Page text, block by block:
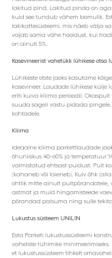
lakitud pind. Lakitud pinda on
kuid see tundub vähem loomulik.
lakikattesüsteemi, mis näeb välja
vajab sama vähe hooldust, kui
on ainult 5%.
Kasevineerist vahetükk lühikese otsa
Lühikeste otste jaoks kasutame
kasevineer. Laudade lühikese külje
eriti kuiva kliima perioodil. Okaspuit
suuda sageli vastu pidada
kohtadele.
Kliima
Ideaalne kliima parkettlaudade
õhuniiskus 40–60% ja temperatuur
valmistatud ehtsast puidust. Puit
(kahaneb või laieneb). Kuiv õhk (alla
ohtlik mitte ainult puitpõrandatele,
astmat ja muid hingamisteede
põrandad paisuma ning sulle
Lukustus süsteem UNILIN
Esta Parketi lukustussüsteemi
vaheliste tühimike minimeerimiseks.
et lukustussüsteem tihkelt